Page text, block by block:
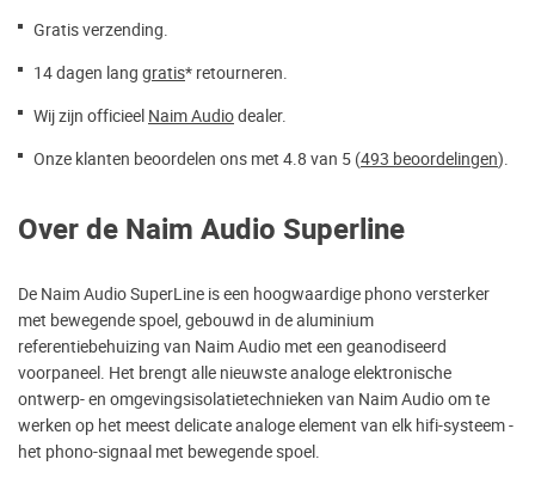
Gratis verzending.
14 dagen lang gratis* retourneren.
Wij zijn officieel Naim Audiodealer.
Onze klanten beoordelen ons met 4.8 van 5 (493 beoordelingen).
Over de Naim Audio Superline
De Naim Audio SuperLine is een hoogwaardige phono versterker
met bewegende spoel, gebouwd in de aluminium
referentiebehuizing van Naim Audio met een geanodiseerd
voorpaneel. Het brengt alle nieuwste analoge elektronische
ontwerp- en omgevingsisolatietechnieken van Naim Audio om te
werken op het meest delicate analoge element van elk hifi-systeem -
het phono-signaal met bewegende spoel.